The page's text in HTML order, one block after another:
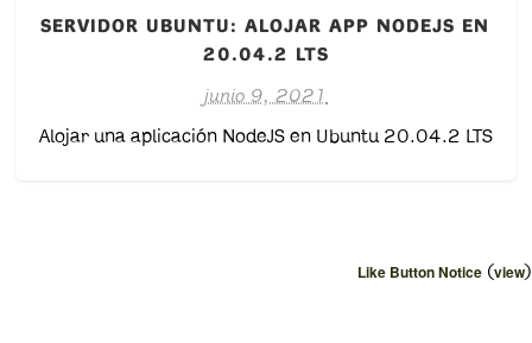
SERVIDOR UBUNTU: ALOJAR APP NODEJS EN
20.04.2 LTS
junio 9, 2021
Alojar una aplicación NodeJS en Ubuntu 20.04.2 LTS
Like Button Notice (view)